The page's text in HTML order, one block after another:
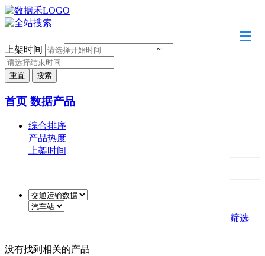
上架时间
~
首页 数据产品
综合排序
产品热度
上架时间
筛选
没有找到相关的产品